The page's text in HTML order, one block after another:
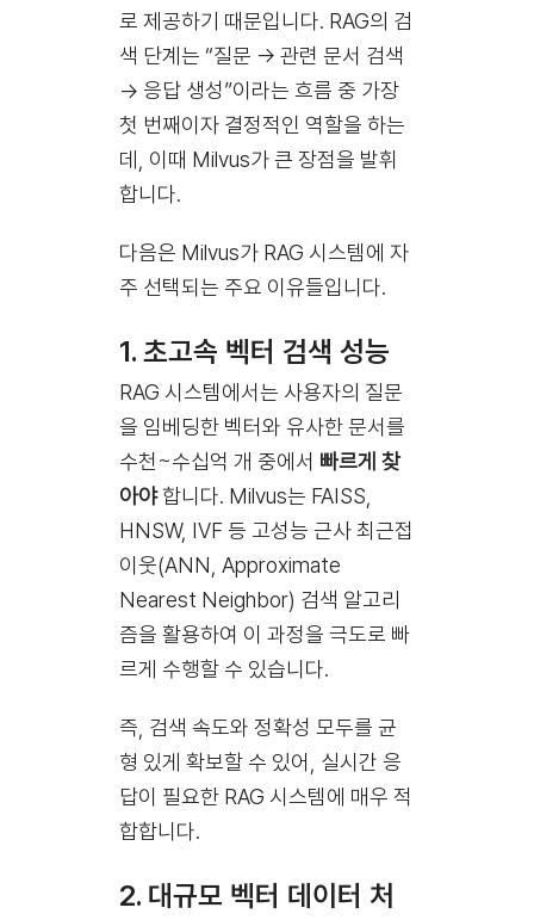
로 제공하기 때문입니다. RAG의 검
색 단계는 “질문 → 관련 문서 검색
→ 응답 생성”이라는 흐름 중 가장
첫 번째이자 결정적인 역할을 하는
데, 이때 Milvus가 큰 장점을 발휘
합니다.
다음은 Milvus가 RAG 시스템에 자
주 선택되는 주요 이유들입니다.
1. 초고속 벡터 검색 성능
RAG 시스템에서는 사용자의 질문
을 임베딩한 벡터와 유사한 문서를
수천~수십억 개 중에서 빠르게 찾
아야합니다. Milvus는 FAISS,
HNSW, IVF 등 고성능 근사 최근접
이웃(ANN, Approximate
Nearest Neighbor) 검색 알고리
즘을 활용하여 이 과정을 극도로 빠
르게 수행할 수 있습니다.
즉, 검색 속도와 정확성 모두를 균
형 있게 확보할 수 있어, 실시간 응
답이 필요한 RAG 시스템에 매우 적
합합니다.
2. 대규모 벡터 데이터 처